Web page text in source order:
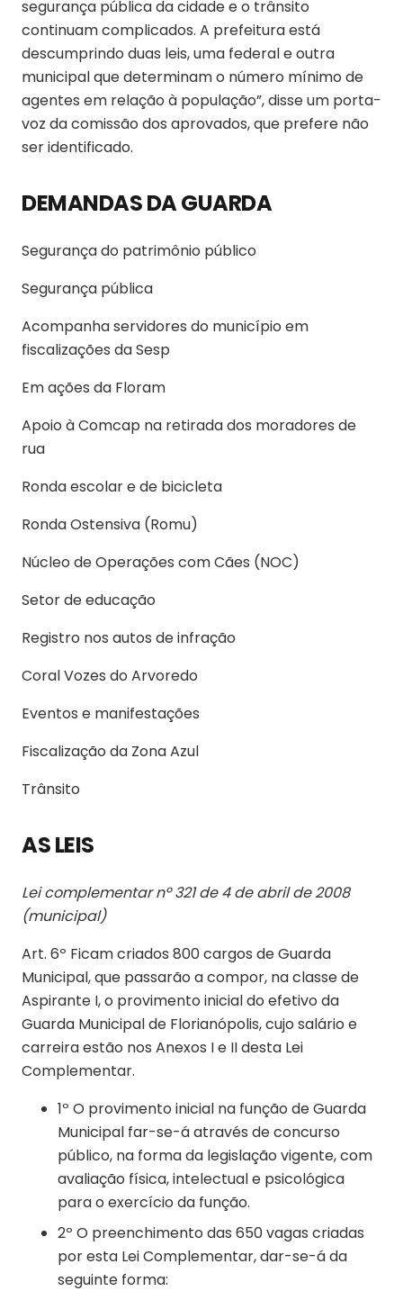
segurança pública da cidade e o trânsito
continuam complicados. A prefeitura está
descumprindo duas leis, uma federal e outra
municipal que determinam o número mínimo de
agentes em relação à população”, disse um porta-
voz da comissão dos aprovados, que prefere não
ser identificado.
DEMANDAS DA GUARDA
Segurança do patrimônio público
Segurança pública
Acompanha servidores do município em
fiscalizações da Sesp
Em ações da Floram
Apoio à Comcap na retirada dos moradores de
rua
Ronda escolar e de bicicleta
Ronda Ostensiva (Romu)
Núcleo de Operações com Cães (NOC)
Setor de educação
Registro nos autos de infração
Coral Vozes do Arvoredo
Eventos e manifestações
Fiscalização da Zona Azul
Trânsito
AS LEIS
Lei complementar nº 321 de 4 de abril de 2008
(municipal)
Art. 6º Ficam criados 800 cargos de Guarda
Municipal, que passarão a compor, na classe de
Aspirante I, o provimento inicial do efetivo da
Guarda Municipal de Florianópolis, cujo salário e
carreira estão nos Anexos I e II desta Lei
Complementar.
1º O provimento inicial na função de Guarda
Municipal far-se-á através de concurso
público, na forma da legislação vigente, com
avaliação física, intelectual e psicológica
para o exercício da função.
2º O preenchimento das 650 vagas criadas
por esta Lei Complementar, dar-se-á da
seguinte forma: